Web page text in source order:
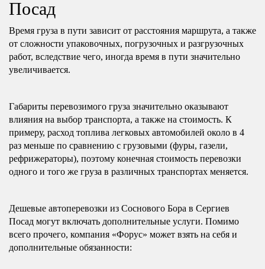
Посад
Время груза в пути зависит от расстояния маршрута, а также
от сложности упаковочных, погрузочных и разгрузочных
работ, вследствие чего, иногда время в пути значительно
увеличивается.
Габариты перевозимого груза значительно оказывают
влияния на выбор транспорта, а также на стоимость. К
примеру, расход топлива легковых автомобилей около в 4
раз меньше по сравнению с грузовыми (фуры, газели,
рефрижераторы), поэтому конечная стоимость перевозки
одного и того же груза в различных транспортах меняется.
Дешевые автоперевозки из Соснового Бора в Сергиев
Посад могут включать дополнительные услуги. Помимо
всего прочего, компания «Форус» может взять на себя и
дополнительные обязанности: